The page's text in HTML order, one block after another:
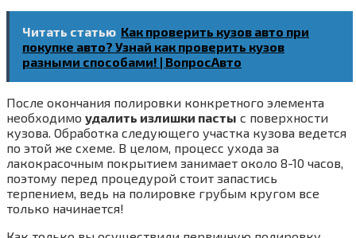
Читать статью Как проверить кузов авто при
покупке авто? Узнай как проверить кузов
разными способами! | ВопросАвто
После окончания полировки конкретного элемента
необходимо удалить излишки пасты с поверхности
кузова. Обработка следующего участка кузова ведется
по этой же схеме. В целом, процесс ухода за
лакокрасочным покрытием занимает около 8-10 часов,
поэтому перед процедурой стоит запастись
терпением, ведь на полировке грубым кругом все
только начинается!